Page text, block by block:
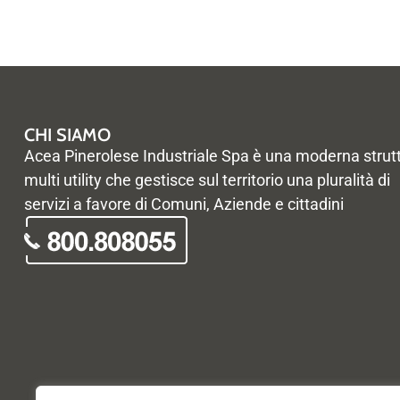
CHI SIAMO
Acea Pinerolese Industriale Spa è una moderna
multi utility che gestisce sul territorio una pluralità di
servizi a favore di Comuni, Aziende e cittadini